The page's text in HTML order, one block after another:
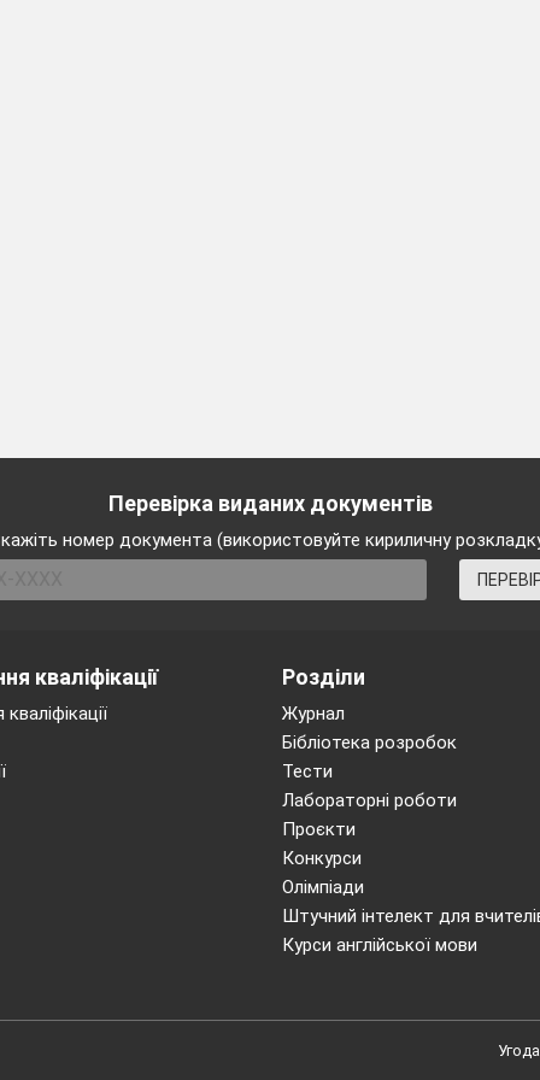
Перевірка виданих документів
номер документа (використовуйте кириличну
кваліфікації Розділи
Журнал
Бібліотека розробок
Тести
Лабораторні роботи
Проєкти
Конкурси
Олімпіади
Штучний інтелект для
Курси англійської мови